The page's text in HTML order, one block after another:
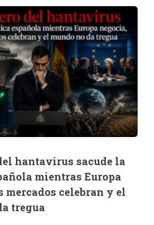
hantavirus sacude la
mientras Europa
mercados celebran y el
tregua